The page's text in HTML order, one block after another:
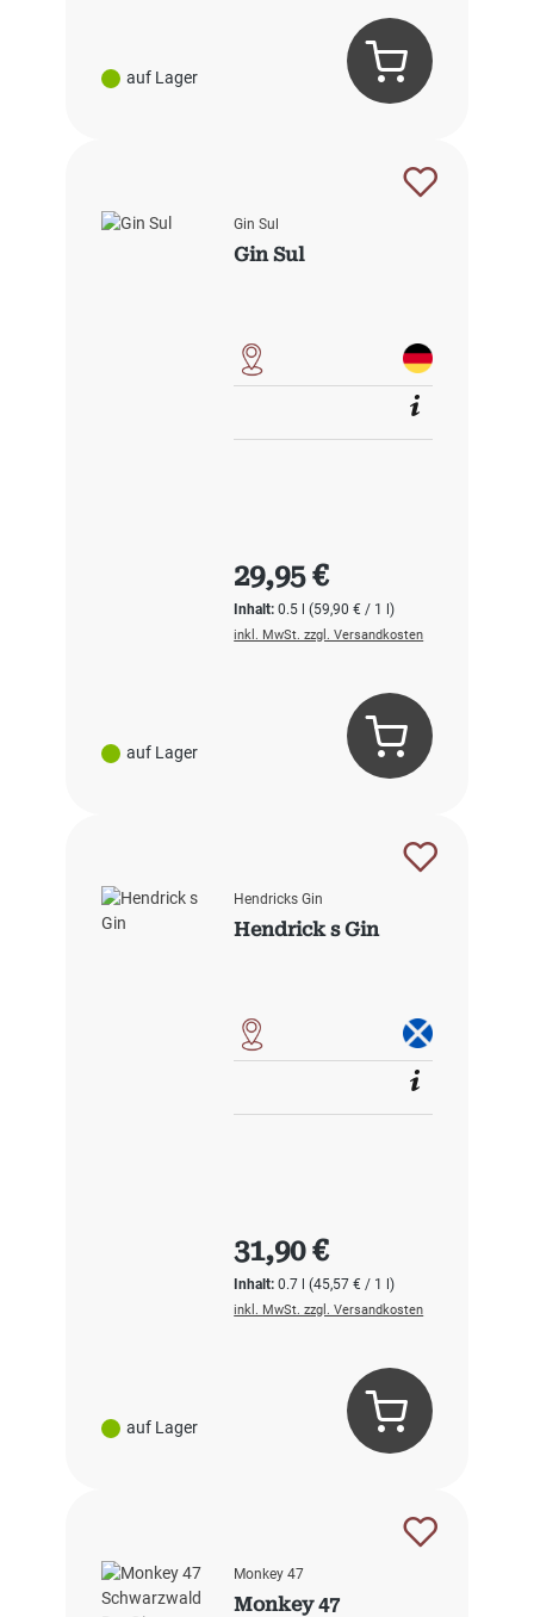
auf Lager
auf Lager
Gin Sul
Gin Sul
Inhalt:0.5 l(59,90 € / 1 l)
Regulärer Preis:
29,95 €
inkl. MwSt. zzgl. Versandkosten
auf Lager
Hendricks Gin
Hendrick s Gin
Inhalt:0.7 l(45,57 € / 1 l)
Regulärer Preis:
31,90 €
inkl. MwSt. zzgl. Versandkosten
Monkey 47
Monkey 47